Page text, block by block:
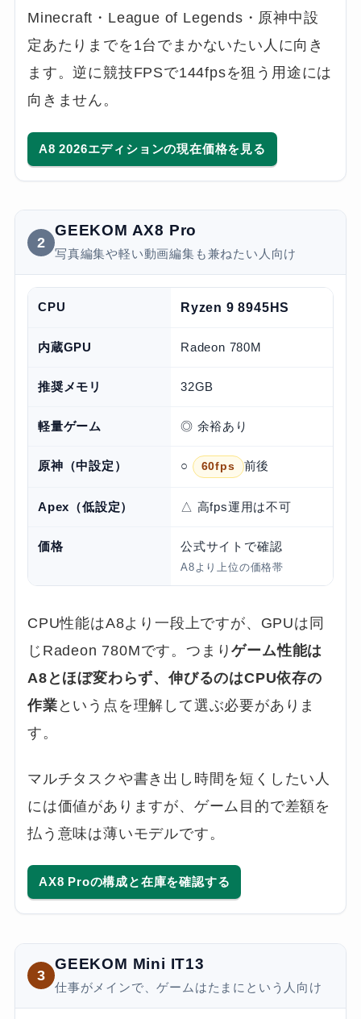
Minecraft・League of Legends・原神中設
定あたりまでを1台でまかないたい人に向き
ます。逆に競技FPSで144fpsを狙う用途には
向きません。
A8 2026エディションの現在価格を見る
2
GEEKOM AX8 Pro
写真編集や軽い動画編集も兼ねたい人向け
CPU Ryzen 9 8945HS
内蔵GPU Radeon 780M
推奨メモリ 32GB
軽量ゲーム ◎ 余裕あり
原神（中設定） ○ 60fps 前後
Apex（低設定） △ 高fps運用は不可
価格 公式サイトで確認
A8より上位の価格帯
CPU性能はA8より一段上ですが、GPUは同
じRadeon 780Mです。つまりゲーム性能は
A8とほぼ変わらず、伸びるのはCPU依存の
作業 という点を理解して選ぶ必要がありま
す。
マルチタスクや書き出し時間を短くしたい人
には価値がありますが、ゲーム目的で差額を
払う意味は薄いモデルです。
AX8 Proの構成と在庫を確認する
3
GEEKOM Mini IT13
仕事がメインで、ゲームはたまにという人向け